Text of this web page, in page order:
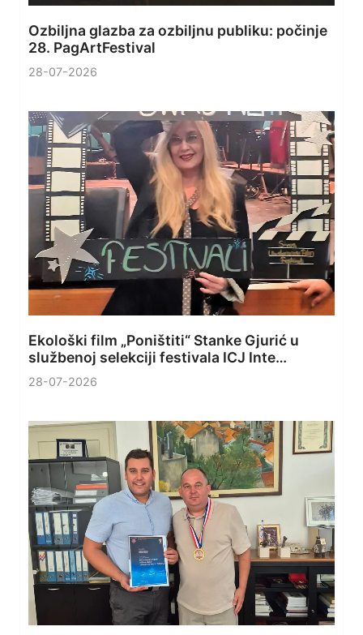
Ozbiljna glazba za ozbiljnu publiku: počinje
28. PagArtFestival
28-07-2026
Ekološki film „Poništiti“ Stanke Gjurić u
službenoj selekciji festivala ICJ Inte…
28-07-2026